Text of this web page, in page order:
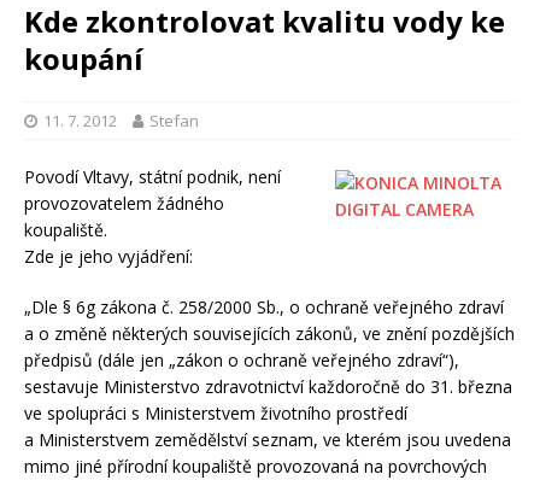
Kde zkontrolovat kvalitu vody ke
koupání
11. 7. 2012 Stefan
Povodí Vltavy, státní podnik, není
provozovatelem žádného
koupaliště.
Zde je jeho vyjádření:
„Dle § 6g zákona č. 258/2000 Sb., o ochraně veřejného zdraví
a o změně některých souvisejících zákonů, ve znění pozdějších
předpisů (dále jen „zákon o ochraně veřejného zdraví“),
sestavuje Ministerstvo zdravotnictví každoročně do 31. března
ve spolupráci s Ministerstvem životního prostředí
a Ministerstvem zemědělství seznam, ve kterém jsou uvedena
mimo jiné přírodní koupaliště provozovaná na povrchových